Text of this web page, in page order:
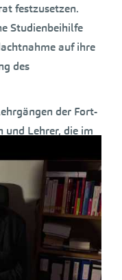
festzusetzen.
Studienbeihilfe
auf ihre
des
der Fort-
und Lehrer, die im
und Teilnehmer
kann
werden, die
zuzüglich